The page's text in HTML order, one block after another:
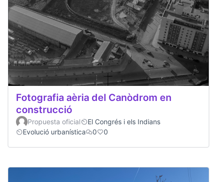
Fotografia aèria del Canòdrom en
construcció
Propuesta oficial
El Congrés i els Indians
Evolució urbanística
0 0